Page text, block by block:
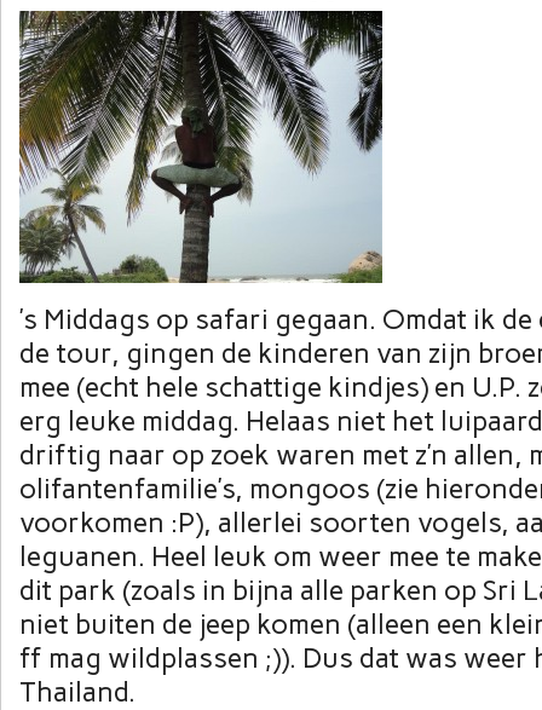
’s Middags op safari gegaan. Omdat ik
de tour, gingen de kinderen van zijn
mee (echt hele schattige kindjes) en U.P.
erg leuke middag. Helaas niet het
driftig naar op zoek waren met z’n allen,
olifantenfamilie’s, mongoos (zie
voorkomen :P), allerlei soorten vogels,
leguanen. Heel leuk om weer mee te
dit park (zoals in bijna alle parken op Sri
niet buiten de jeep komen (alleen een
ff mag wildplassen ;)). Dus dat was weer
Thailand.